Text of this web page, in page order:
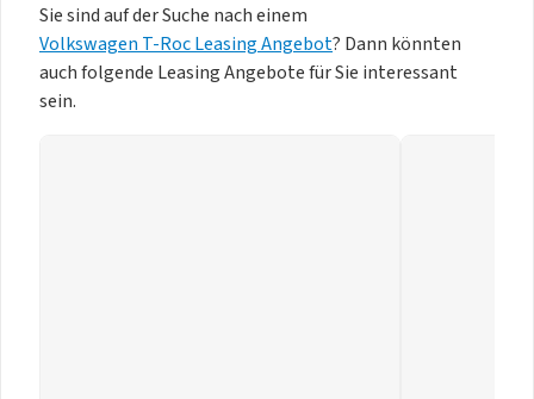
Sie sind auf der Suche nach einem
Volkswagen T-Roc Leasing Angebot? Dann könnten
auch folgende Leasing Angebote für Sie interessant
sein.